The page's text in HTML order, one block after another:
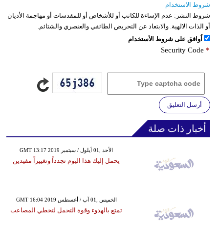
شروط الاستخدام
شروط النشر: عدم الإساءة للكاتب أو للأشخاص أو للمقدسات أو مهاجمة الأديان
أو الذات الالهية. والابتعاد عن التحريض الطائفي والعنصري والشتائم.
اُوافق على شروط الأستخدام
Security Code *
أرسل التعليق
أخبار ذات صلة
GMT 13:17 2019 الأحد ,01 أيلول / سبتمبر
يحمل إليك هذا اليوم تجدداً وتغييراً مفيدين
GMT 16:04 2019 الخميس ,01 آب / أغسطس
تمتع بالهدوء وقوة التحمل لتخطي المصاعب